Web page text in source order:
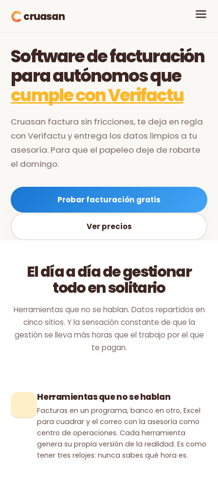
cruasan
Software de facturación
para autónomos que
cumple con Verifactu
Cruasan factura sin fricciones, te deja en regla
con Verifactu y entrega los datos limpios a tu
asesoría. Para que el papeleo deje de robarte
el domingo.
Probar facturación gratis
Ver precios
El día a día de gestionar
todo en solitario
Herramientas que no se hablan. Datos repartidos en
cinco sitios. Y la sensación constante de que la
gestión se lleva más horas que el trabajo por el que
te pagan.
Herramientas que no se hablan
Facturas en un programa, banco en otro, Excel
para cuadrar y el correo con la asesoría como
centro de operaciones. Cada herramienta
genera su propia versión de la realidad. Es como
tener tres relojes: nunca sabes qué hora es.